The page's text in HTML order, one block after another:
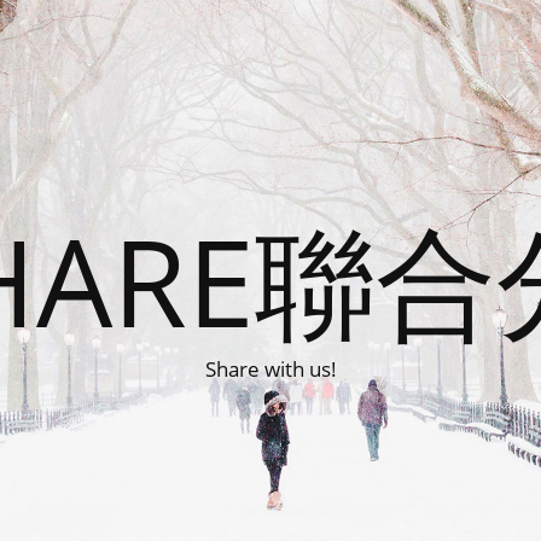
聯
Share with us!